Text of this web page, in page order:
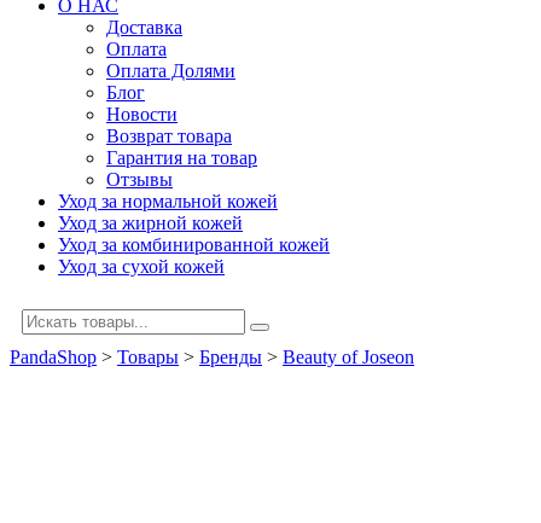
О НАС
Доставка
Оплата
Оплата Долями
Блог
Новости
Возврат товара
Гарантия на товар
Отзывы
Уход за нормальной кожей
Уход за жирной кожей
Уход за комбинированной кожей
Уход за сухой кожей
PandaShop > Товары > Бренды > Beauty of Joseon